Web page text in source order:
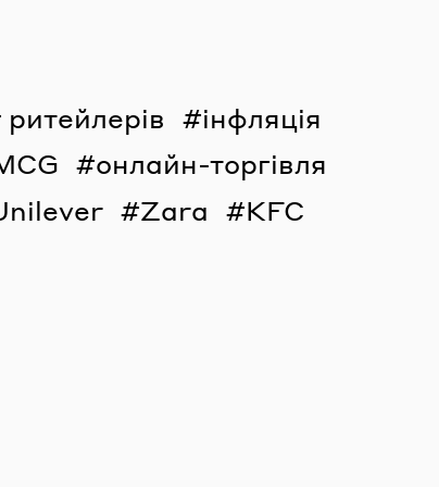
інфляція
онлайн-торгівля
Zara
KFC